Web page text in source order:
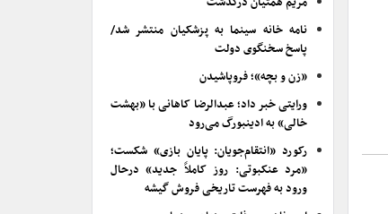
نامه خانه سینما به پزشکیان منتشر شد/
پاسخ سخنگوی دولت
«زن و بچه»؛ فروپاشیدن
ورایتی خبر داد؛ عبدالرضا کاهانی با «بهشت
خالی» به ادینبورگ می‌رود
رکورد «انتقام‌جویان: پایان بازی» شکست؛
«مرد عنکبوتی: روز کاملاً جدید» درحال
ورود به فهرست تاریخی فروش گیشه